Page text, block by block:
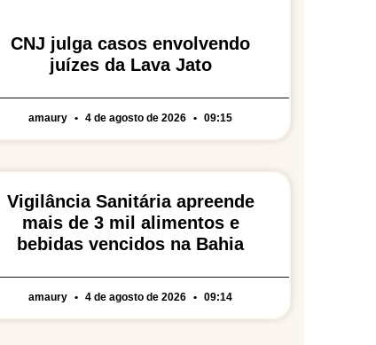
CNJ julga casos envolvendo
juízes da Lava Jato
amaury 4 de agosto de 2026 09:15
Vigilância Sanitária apreende
mais de 3 mil alimentos e
bebidas vencidos na Bahia
amaury 4 de agosto de 2026 09:14